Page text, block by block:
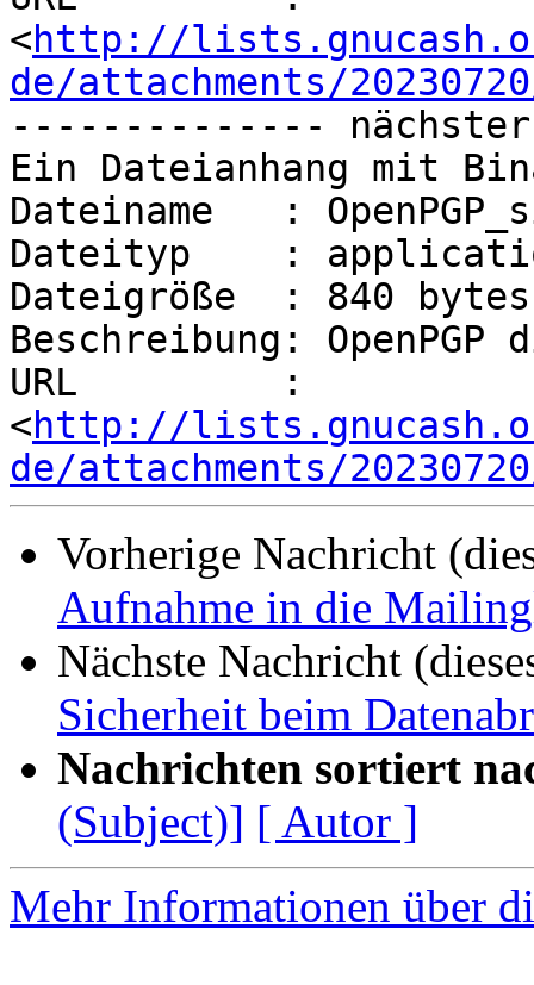
<http://
de/attachments/
--------------
Ein Dateianhang mit
Dateiname   :
Dateityp    :
Dateigröße  : 840 bytes
Beschreibung:
URL         :
<http://
de/attachments/
Vorherige Nachricht
Aufnahme in die
Nächste Nachricht
Sicherheit beim
Nachrichten sortiert
(Subject)] [ Autor ]
Mehr Informationen über